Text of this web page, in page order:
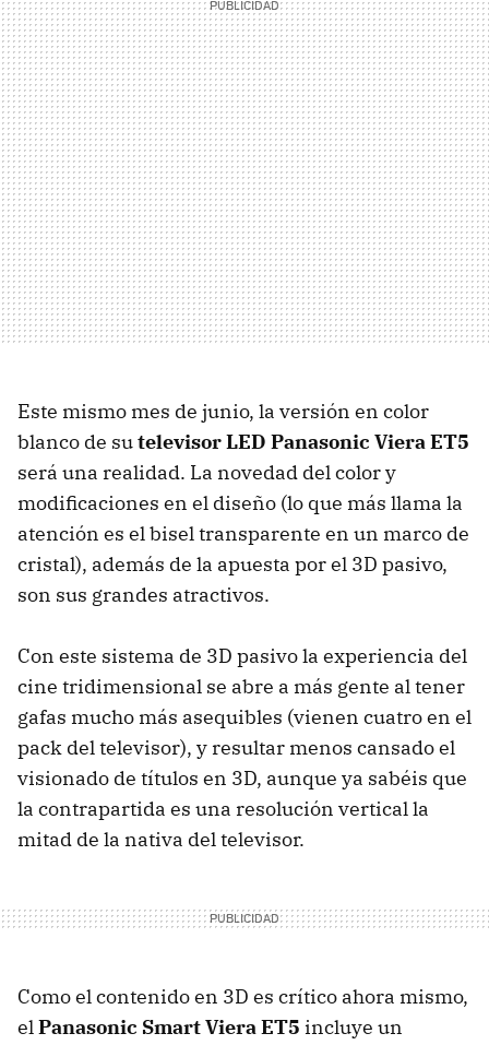
Este mismo mes de junio, la versión en color
blanco de sutelevisorLED Panasonic Viera ET5
será una realidad. La novedad del color y
modificaciones en el diseño (lo que más llama la
atención es el bisel transparente en un marco de
cristal), además de la apuesta por el 3D pasivo,
son sus grandes atractivos.
Con este sistema de 3D pasivo la experiencia del
cine tridimensional se abre a más gente al tener
gafas mucho más asequibles (vienen cuatro en el
pack del televisor), y resultar menos cansado el
visionado de títulos en 3D, aunque ya sabéis que
la contrapartida es una resolución vertical la
mitad de la nativa del televisor.
Como el contenido en 3D es crítico ahora mismo,
el Panasonic Smart Viera ET5 incluye un